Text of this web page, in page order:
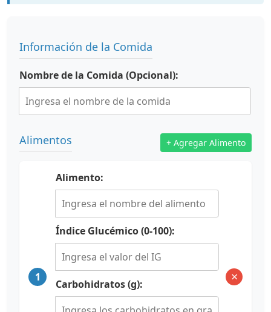
Información de la Comida
Nombre de la Comida (Opcional):
Alimentos + Agregar Alimento
1
Alimento:
Índice Glucémico (0-100):
Carbohidratos (g): ×